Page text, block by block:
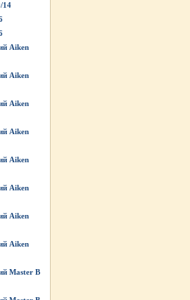
14
Aiken
Aiken
Aiken
Aiken
Aiken
Aiken
Aiken
Aiken
Master B